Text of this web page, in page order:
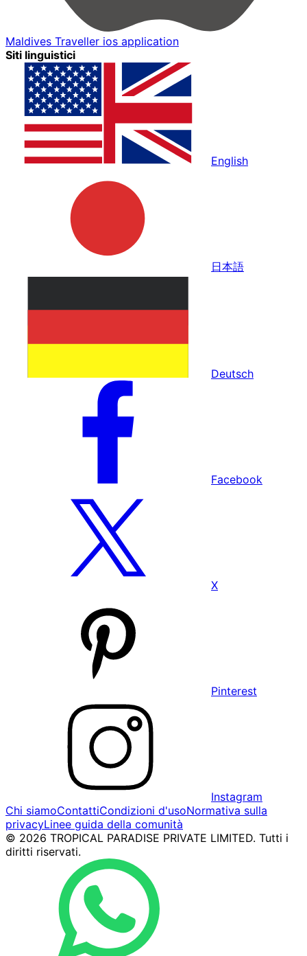
Maldives Traveller ios application
Siti linguistici
English
日本語
Deutsch
Facebook
X
Pinterest
Instagram
Chi siamoContattiCondizioni d'usoNormativa sulla
privacyLinee guida della comunità
© 2026 TROPICAL PARADISE PRIVATE LIMITED. Tutti i
diritti riservati.